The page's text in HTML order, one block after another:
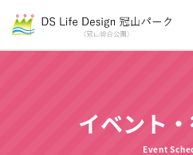
イベント
Event